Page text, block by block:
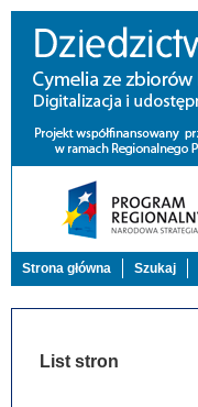
Strona główna Szukaj
List stron